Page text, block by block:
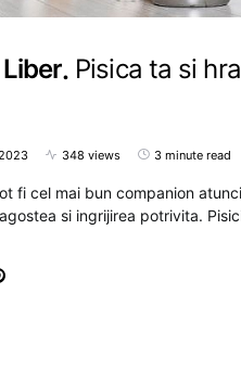
Pisica ta si
348 views 3 minute read
fi cel mai bun companion
si ingrijirea potrivita.